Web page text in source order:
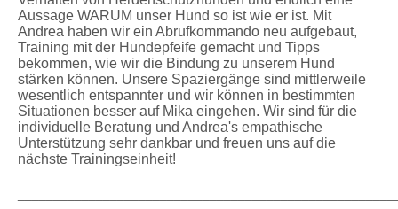
Aussage WARUM unser Hund so ist wie er ist. Mit
Andrea haben wir ein Abrufkommando neu aufgebaut,
Training mit der Hundepfeife gemacht und Tipps
bekommen, wie wir die Bindung zu unserem Hund
stärken können. Unsere Spaziergänge sind mittlerweile
wesentlich entspannter und wir können in bestimmten
Situationen besser auf Mika eingehen. Wir sind für die
individuelle Beratung und Andrea's empathische
Unterstützung sehr dankbar und freuen uns auf die
nächste Trainingseinheit!